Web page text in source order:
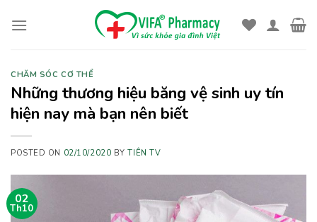
CHĂM SÓC CƠ THỂ
Những thương hiệu băng vệ sinh uy tín
hiện nay mà bạn nên biết
POSTED ON 02/10/2020 BYTIÊN TV
02
Th10